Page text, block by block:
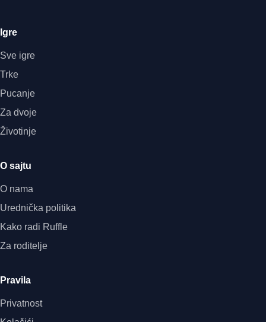
Igre
Sve igre
Trke
Pucanje
Za dvoje
Životinje
O sajtu
O nama
Urednička politika
Kako radi Ruffle
Za roditelje
Pravila
Privatnost